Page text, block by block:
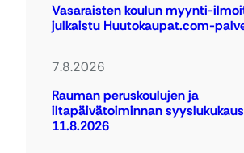
Vasaraisten koulun myynti-
julkaistu Huutokaupat.com-
7.8.2026
Rauman peruskoulujen ja
iltapäivätoiminnan
11.8.2026